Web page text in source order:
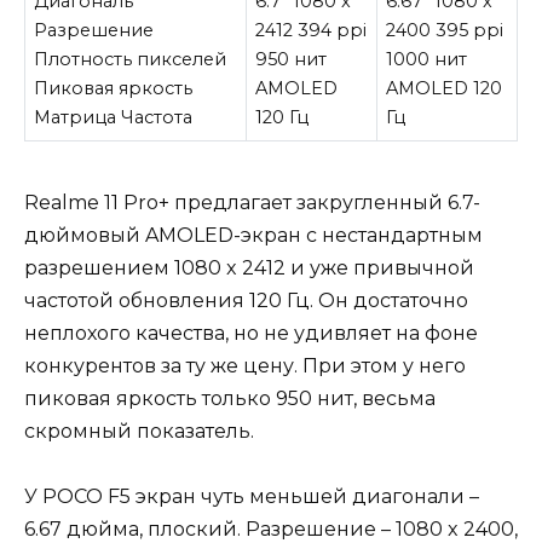
Разрешение
Плотность пикселей
Пиковая яркость
Матрица Частота
2412 394 ppi
950 нит
AMOLED
120 Гц
2400 395 ppi
1000 нит
AMOLED 120
Гц
Realme 11 Pro+ предлагает закругленный 6.7-
дюймовый AMOLED-экран с нестандартным
разрешением 1080 x 2412 и уже привычной
частотой обновления 120 Гц. Он достаточно
неплохого качества, но не удивляет на фоне
конкурентов за ту же цену. При этом у него
пиковая яркость только 950 нит, весьма
скромный показатель.
У POCO F5 экран чуть меньшей диагонали –
6.67 дюйма, плоский. Разрешение – 1080 x 2400,